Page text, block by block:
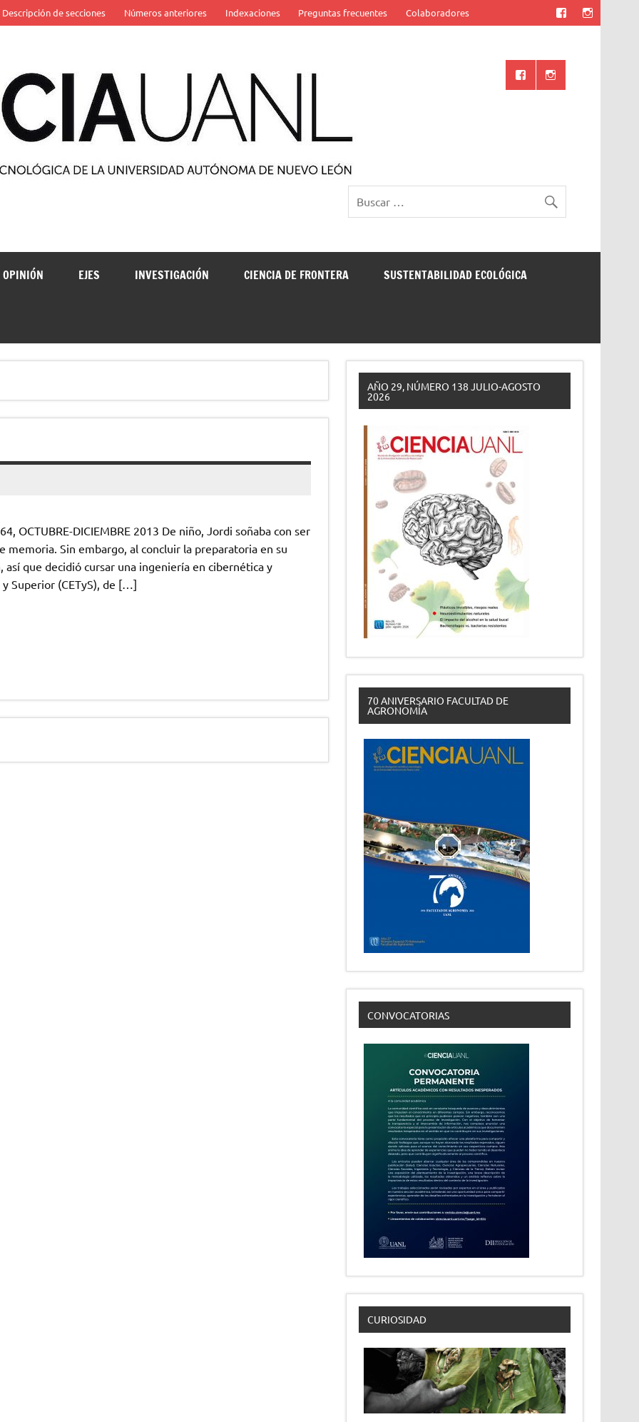
Descripción de secciones Números anteriores Indexaciones Preguntas frecuentes Colaboradores
Ciencia UANL
OPINIÓN EJES INVESTIGACIÓN CIENCIA DE FRONTERA SUSTENTABILIDAD ECOLÓGICA
OCTUBRE-DICIEMBRE 2013 De niño, Jordi soñaba con ser
Sin embargo, al concluir la preparatoria en su
que decidió cursar una ingeniería en cibernética y
Superior (CETyS), de […]
AÑO 29, NÚMERO 138 JULIO-AGOSTO
2026
70 ANIVERSARIO FACULTAD DE
AGRONOMÍA
CONVOCATORIAS
CURIOSIDAD